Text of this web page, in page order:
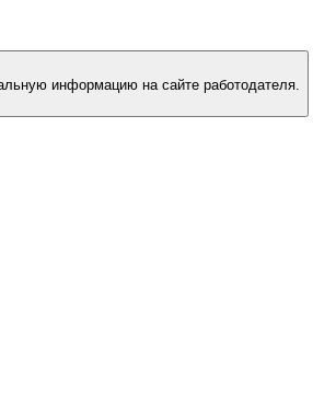
информацию на сайте работодателя.